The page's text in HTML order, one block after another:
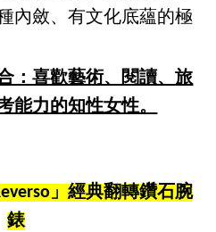
內斂、有文化底蘊的極
：喜歡藝術、閱讀、旅
能力的知性女性。
」經典翻轉鑽石腕
錶